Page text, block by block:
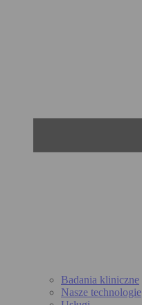
Badania kliniczne
Nasze technologie